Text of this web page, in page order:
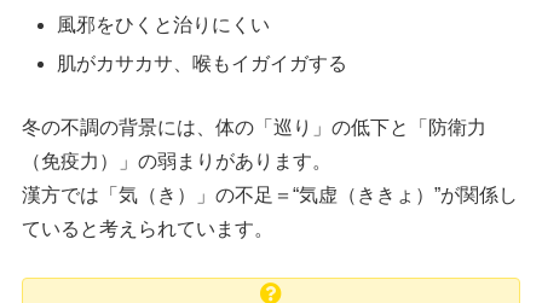
風邪をひくと治りにくい
肌がカサカサ、喉もイガイガする
冬の不調の背景には、体の「巡り」の低下と「防衛力
（免疫力）」の弱まりがあります。
漢方では「気（き）」の不足＝“気虚（ききょ）”が関係し
ていると考えられています。